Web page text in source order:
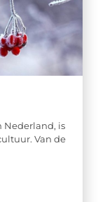
Nederland, is
Van de